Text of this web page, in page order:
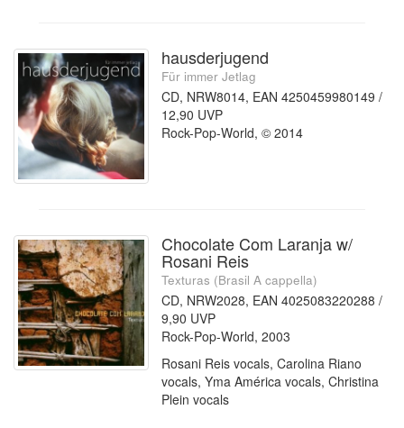
hausderjugend
Für immer Jetlag
CD, NRW8014, EAN 4250459980149 /
12,90 UVP
Rock-Pop-World, © 2014
Chocolate Com Laranja w/
Rosani Reis
Texturas (Brasil A cappella)
CD, NRW2028, EAN 4025083220288 /
9,90 UVP
Rock-Pop-World, 2003
Rosani Reis vocals, Carolina Riano
vocals, Yma América vocals, Christina
Plein vocals